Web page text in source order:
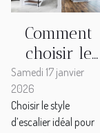
Comment
choisir le
style
d'escalier
idéal pour
Samedi 17 janvier
2026
Choisir le style
d’escalier idéal pour